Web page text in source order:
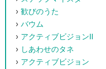
歓びのうた
バウム
アクティブビジョンII
しあわせのタネ
アクティブビジョン